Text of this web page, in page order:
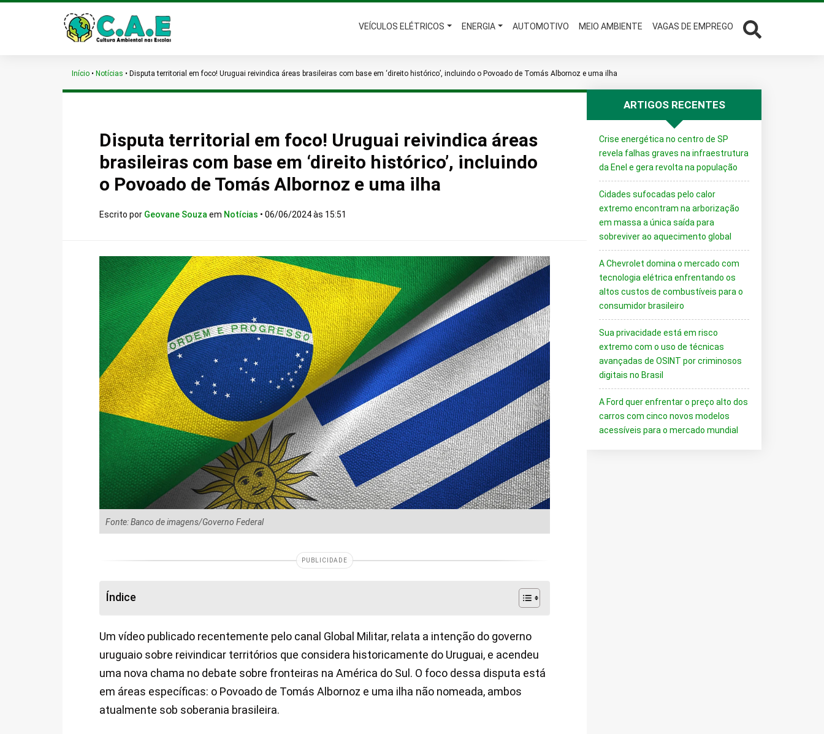
VEÍCULOS ELÉTRICOS ENERGIA AUTOMOTIVO MEIO AMBIENTE VAGAS DE EMPREGO
Início • Notícias • Disputa territorial em foco! Uruguai reivindica áreas brasileiras com base em ‘direito histórico’, incluindo o Povoado de Tomás Albornoz e uma ilha
Disputa territorial em foco! Uruguai reivindica áreas
brasileiras com base em ‘direito histórico’, incluindo
o Povoado de Tomás Albornoz e uma ilha
Escrito por Geovane Souza em Notícias • 06/06/2024 às 15:51
Fonte: Banco de imagens/Governo Federal
PUBLICIDADE
Índice
Um vídeo publicado recentemente pelo canal Global Militar, relata a intenção do governo
uruguaio sobre reivindicar territórios que considera historicamente do Uruguai, e acendeu
uma nova chama no debate sobre fronteiras na América do Sul. O foco dessa disputa está
em áreas específicas: o Povoado de Tomás Albornoz e uma ilha não nomeada, ambos
atualmente sob soberania brasileira.
ARTIGOS RECENTES
Crise energética no centro de SP
revela falhas graves na infraestrutura
da Enel e gera revolta na população
Cidades sufocadas pelo calor
extremo encontram na arborização
em massa a única saída para
sobreviver ao aquecimento global
A Chevrolet domina o mercado com
tecnologia elétrica enfrentando os
altos custos de combustíveis para o
consumidor brasileiro
Sua privacidade está em risco
extremo com o uso de técnicas
avançadas de OSINT por criminosos
digitais no Brasil
A Ford quer enfrentar o preço alto dos
carros com cinco novos modelos
acessíveis para o mercado mundial